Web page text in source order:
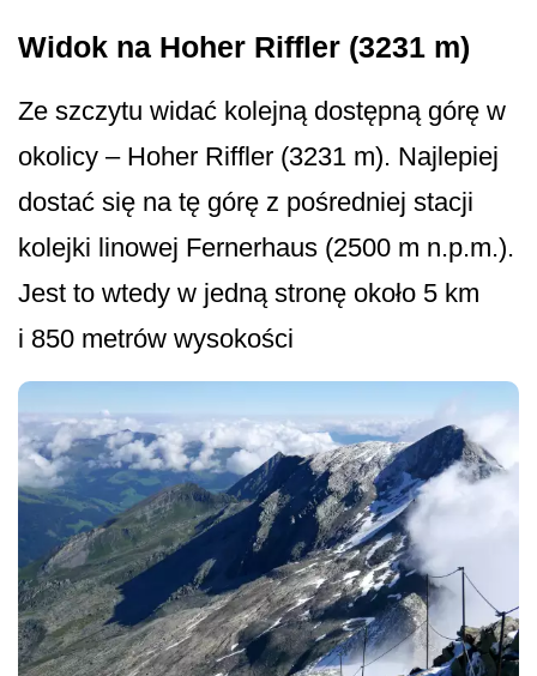
Widok na Hoher Riffler (3231 m)
Ze szczytu widać kolejną dostępną górę w
okolicy – Hoher Riffler (3231 m). Najlepiej
dostać się na tę górę z pośredniej stacji
kolejki linowej Fernerhaus (2500 m n.p.m.).
Jest to wtedy w jedną stronę około 5 km
i 850 metrów wysokości